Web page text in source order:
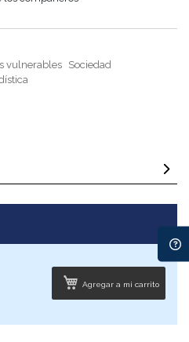
vulnerables
Sociedad
Agregar a mi carrito